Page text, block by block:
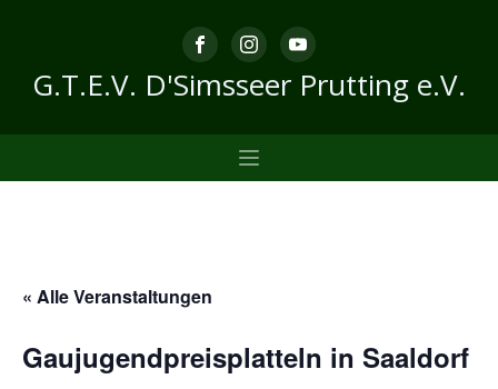
G.T.E.V. D'Simsseer Prutting e.V.
« Alle Veranstaltungen
Gaujugendpreisplatteln in Saaldorf